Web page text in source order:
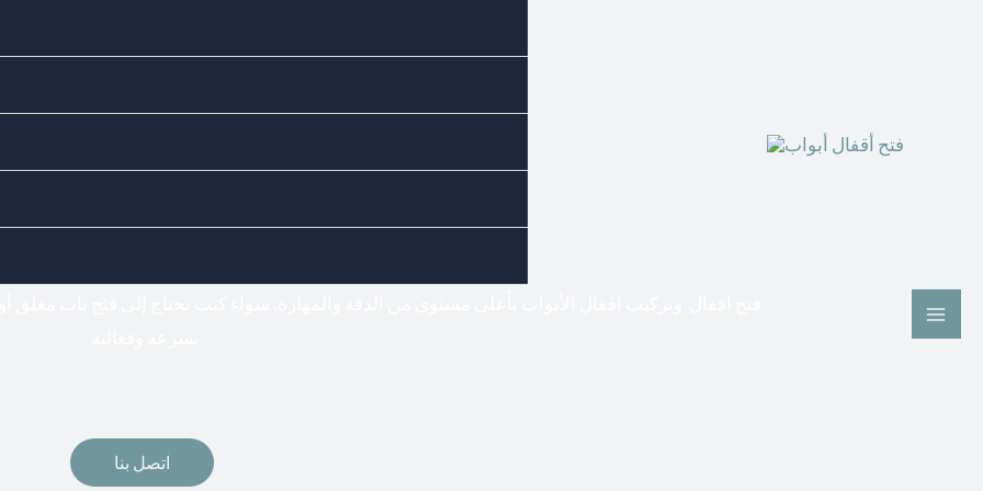
Doors Locks - اختيارك المناسب لفتح وتركيب جميع أنواع الأقفال
فتح اقفال وتركيب اقفال الأبواب بأعلى مستوى من الدقة والمهارة. سواء كنت تحتاج إلى فتح باب مغلق
اتصل بنا